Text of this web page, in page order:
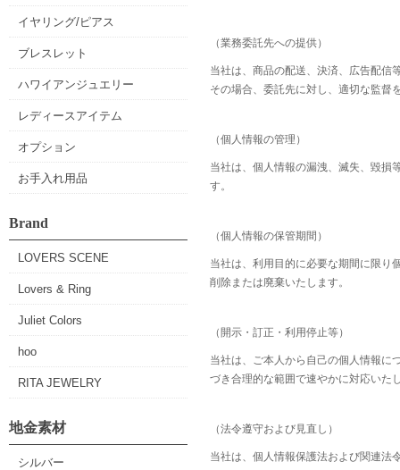
（業務委託先への提供）
当社は、商品の配送、決済、広告配信
その場合、委託先に対し、適切な監督
（個人情報の管理）
当社は、個人情報の漏洩、滅失、毀損
す。
（個人情報の保管期間）
当社は、利用目的に必要な期間に限り
削除または廃棄いたします。
（開示・訂正・利用停止等）
当社は、ご本人から自己の個人情報に
づき合理的な範囲で速やかに対応いた
（法令遵守および見直し）
当社は、個人情報保護法および関連法
イヤリング/ピアス
ブレスレット
ハワイアンジュエリー
レディースアイテム
オプション
お手入れ用品
Brand
LOVERS SCENE
Lovers & Ring
Juliet Colors
hoo
RITA JEWELRY
地金素材
シルバー